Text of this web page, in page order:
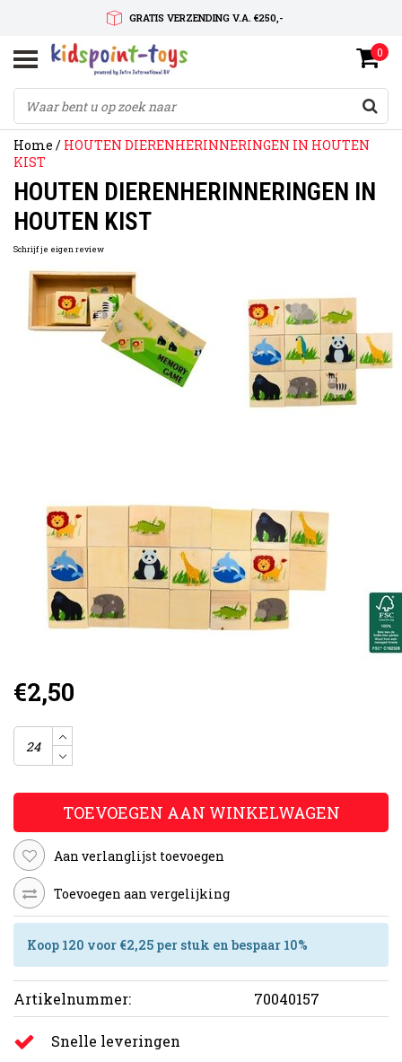
GRATIS VERZENDING V.A. €250,-
SNELLE LEVERTIJD
SERVICE OP MAAT
0
Home / HOUTEN DIERENHERINNERINGEN IN HOUTEN
KIST
HOUTEN DIERENHERINNERINGEN IN
HOUTEN KIST
Schrijf je eigen review
€2,50
TOEVOEGEN AAN WINKELWAGEN
Aan verlanglijst toevoegen
Toevoegen aan vergelijking
Koop 120 voor €2,25 per stuk en bespaar 10%
Artikelnummer: 70040157
Snelle leveringen